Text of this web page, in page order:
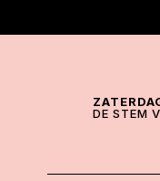
DE STEM